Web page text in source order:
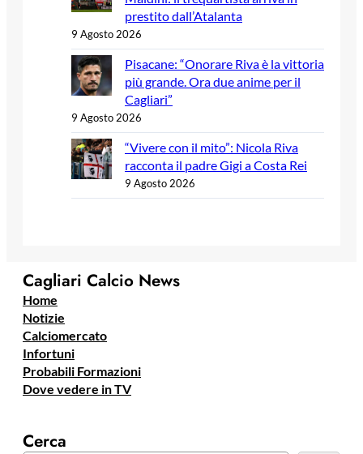
prestito dall’Atalanta
9 Agosto 2026
Pisacane: “Onorare Riva è la vittoria
più grande. Ora due anime per il
Cagliari”
9 Agosto 2026
“Vivere con il mito”: Nicola Riva
racconta il padre Gigi a Costa Rei
9 Agosto 2026
Cagliari Calcio News
Home
Notizie
Calciomercato
Infortuni
Probabili Formazioni
Dove vedere in TV
Cerca